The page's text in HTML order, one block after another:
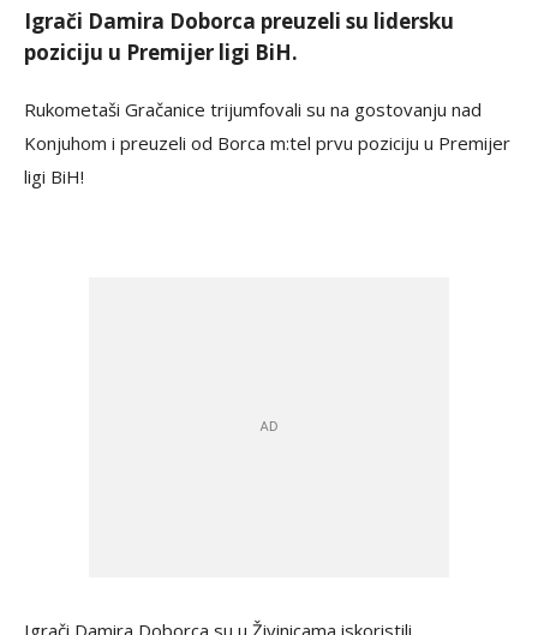
Igrači Damira Doborca preuzeli su lidersku
poziciju u Premijer ligi BiH.
Rukometaši Gračanice trijumfovali su na gostovanju nad
Konjuhom i preuzeli od Borca m:tel prvu poziciju u Premijer
ligi BiH!
Igrači Damira Doborca su u Živinicama iskoristili